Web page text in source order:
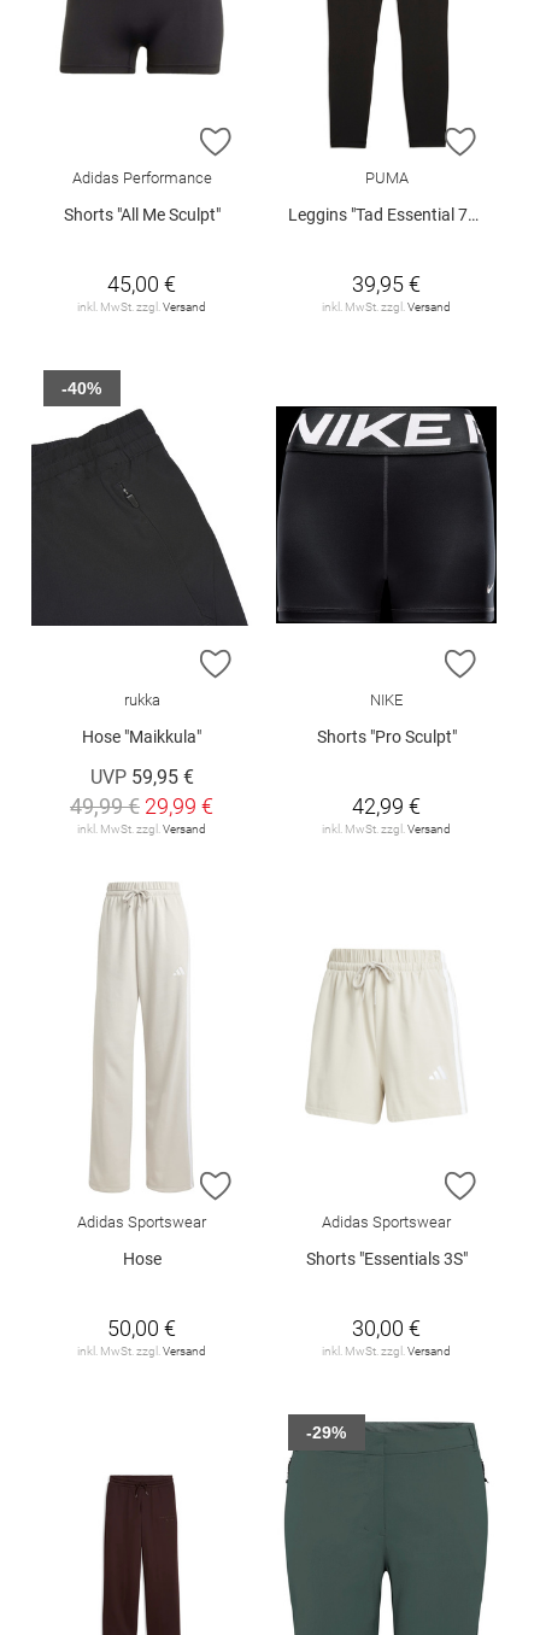
ZUR WUNSCHLISTE HINZUFÜGEN
Adidas Performance
Shorts "All Me Sculpt"
45,00 €
inkl. MwSt. zzgl. Versand
ZUR
PUMA
Leggins "Tad Essential 7/8"
39,95 €
inkl. MwSt. zzgl. Versand
ZUR WUNSCHLISTE HINZUFÜGEN
rukka
Hose "Maikkula"
UVP 59,95 €
49,99 € 29,99 €
inkl. MwSt. zzgl. Versand
-40%
ZUR
NIKE
Shorts "Pro Sculpt"
42,99 €
inkl. MwSt. zzgl. Versand
ZUR WUNSCHLISTE HINZUFÜGEN
Adidas Sportswear
Hose
50,00 €
inkl. MwSt. zzgl. Versand
ZUR
Adidas Sportswear
Shorts "Essentials 3S"
30,00 €
inkl. MwSt. zzgl. Versand
-29%